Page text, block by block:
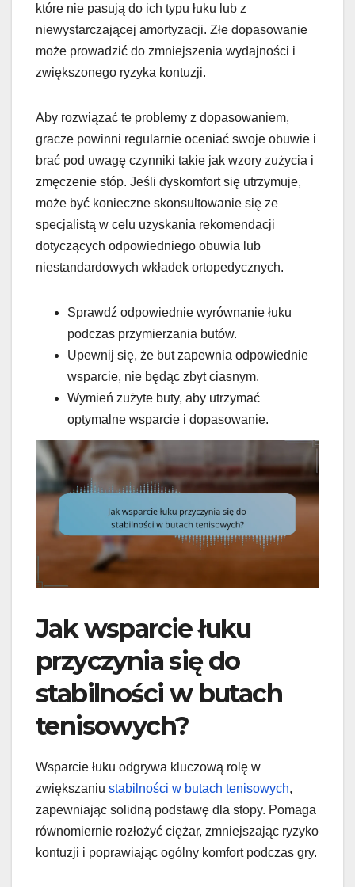
które nie pasują do ich typu łuku lub z
niewystarczającej amortyzacji. Złe dopasowanie
może prowadzić do zmniejszenia wydajności i
zwiększonego ryzyka kontuzji.
Aby rozwiązać te problemy z dopasowaniem,
gracze powinni regularnie oceniać swoje obuwie i
brać pod uwagę czynniki takie jak wzory zużycia i
zmęczenie stóp. Jeśli dyskomfort się utrzymuje,
może być konieczne skonsultowanie się ze
specjalistą w celu uzyskania rekomendacji
dotyczących odpowiedniego obuwia lub
niestandardowych wkładek ortopedycznych.
Sprawdź odpowiednie wyrównanie łuku
podczas przymierzania butów.
Upewnij się, że but zapewnia odpowiednie
wsparcie, nie będąc zbyt ciasnym.
Wymień zużyte buty, aby utrzymać
optymalne wsparcie i dopasowanie.
Jak wsparcie łuku
przyczynia się do
stabilności w butach
tenisowych?
Wsparcie łuku odgrywa kluczową rolę w
zwiększaniu stabilności w butach tenisowych,
zapewniając solidną podstawę dla stopy. Pomaga
równomiernie rozłożyć ciężar, zmniejszając ryzyko
kontuzji i poprawiając ogólny komfort podczas gry.